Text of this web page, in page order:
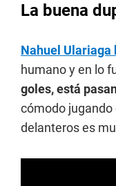
La buena
Nahuel Ulariaga
humano y en lo
goles, está
cómodo jugando
delanteros es